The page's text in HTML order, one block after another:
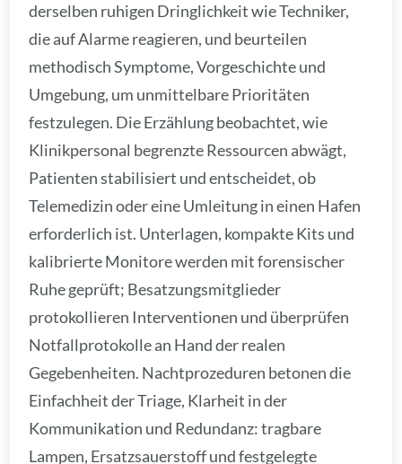
derselben ruhigen Dringlichkeit wie Techniker,
die auf Alarme reagieren, und beurteilen
methodisch Symptome, Vorgeschichte und
Umgebung, um unmittelbare Prioritäten
festzulegen. Die Erzählung beobachtet, wie
Klinikpersonal begrenzte Ressourcen abwägt,
Patienten stabilisiert und entscheidet, ob
Telemedizin oder eine Umleitung in einen Hafen
erforderlich ist. Unterlagen, kompakte Kits und
kalibrierte Monitore werden mit forensischer
Ruhe geprüft; Besatzungsmitglieder
protokollieren Interventionen und überprüfen
Notfallprotokolle an Hand der realen
Gegebenheiten. Nachtprozeduren betonen die
Einfachheit der Triage, Klarheit in der
Kommunikation und Redundanz: tragbare
Lampen, Ersatzsauerstoff und festgelegte